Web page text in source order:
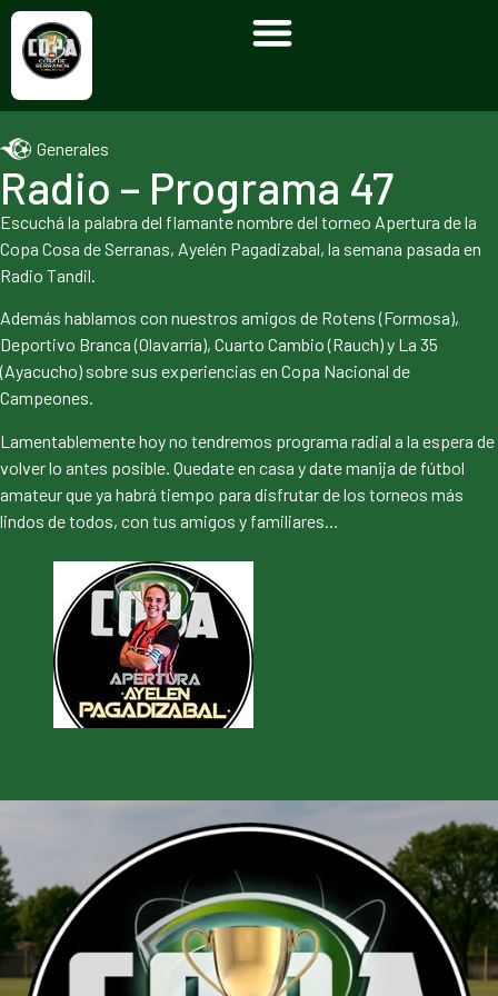
Generales
Radio – Programa 47
Escuchá la palabra del flamante nombre del torneo Apertura de la
Copa Cosa de Serranas, Ayelén Pagadizabal, la semana pasada en
Radio Tandil.
Además hablamos con nuestros amigos de Rotens (Formosa),
Deportivo Branca (Olavarría), Cuarto Cambio (Rauch) y La 35
(Ayacucho) sobre sus experiencias en Copa Nacional de
Campeones.
Lamentablemente hoy no tendremos programa radial a la espera de
volver lo antes posible. Quedate en casa y date manija de fútbol
amateur que ya habrá tiempo para disfrutar de los torneos más
lindos de todos, con tus amigos y familiares…